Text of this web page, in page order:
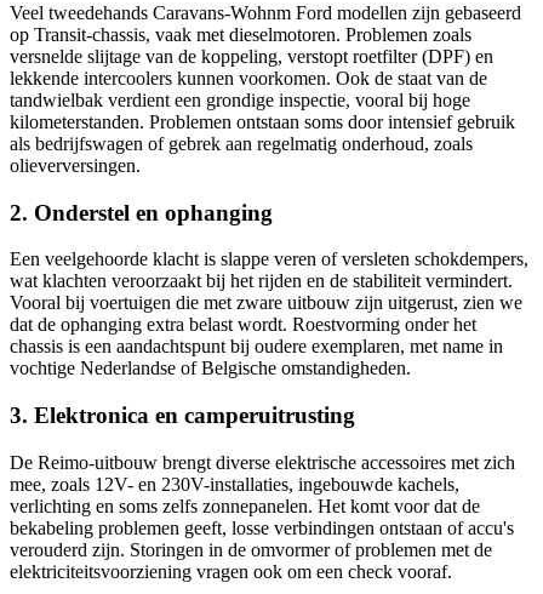
Veel tweedehands Caravans-Wohnm Ford modellen zijn gebaseerd
op Transit-chassis, vaak met dieselmotoren. Problemen zoals
versnelde slijtage van de koppeling, verstopt roetfilter (DPF) en
lekkende intercoolers kunnen voorkomen. Ook de staat van de
tandwielbak verdient een grondige inspectie, vooral bij hoge
kilometerstanden. Problemen ontstaan soms door intensief gebruik
als bedrijfswagen of gebrek aan regelmatig onderhoud, zoals
olieverversingen.
2. Onderstel en ophanging
Een veelgehoorde klacht is slappe veren of versleten schokdempers,
wat klachten veroorzaakt bij het rijden en de stabiliteit vermindert.
Vooral bij voertuigen die met zware uitbouw zijn uitgerust, zien we
dat de ophanging extra belast wordt. Roestvorming onder het
chassis is een aandachtspunt bij oudere exemplaren, met name in
vochtige Nederlandse of Belgische omstandigheden.
3. Elektronica en camperuitrusting
De Reimo-uitbouw brengt diverse elektrische accessoires met zich
mee, zoals 12V- en 230V-installaties, ingebouwde kachels,
verlichting en soms zelfs zonnepanelen. Het komt voor dat de
bekabeling problemen geeft, losse verbindingen ontstaan of accu's
verouderd zijn. Storingen in de omvormer of problemen met de
elektriciteitsvoorziening vragen ook om een check vooraf.